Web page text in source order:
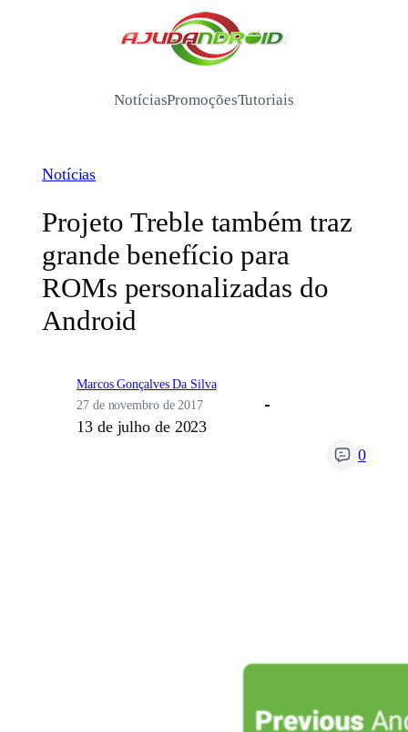
/
NotíciasPromoçõesTutoriais
Notícias
Projeto Treble também traz
grande benefício para
ROMs personalizadas do
Android
Marcos Gonçalves Da Silva
27 de novembro de 2017
13 de julho de 2023
0